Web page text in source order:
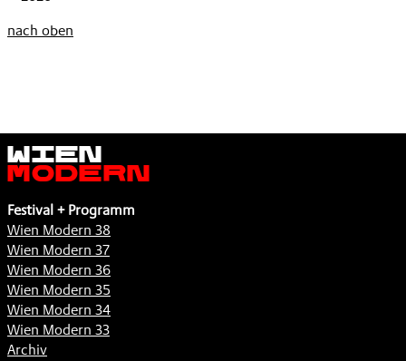
nach oben
Wien
Modern
Festival + Programm
Wien Modern 38
Wien Modern 37
Wien Modern 36
Wien Modern 35
Wien Modern 34
Wien Modern 33
Archiv